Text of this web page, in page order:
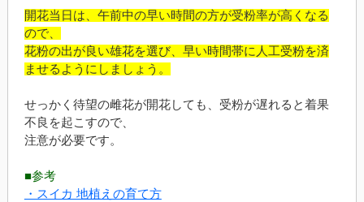
開花当日は、午前中の早い時間の方が受粉率が高くなる
ので、
花粉の出が良い雄花を選び、早い時間帯に人工受粉を済
ませるようにしましょう。
せっかく待望の雌花が開花しても、受粉が遅れると着果
不良を起こすので、
注意が必要です。
■参考
・スイカ 地植えの育て方